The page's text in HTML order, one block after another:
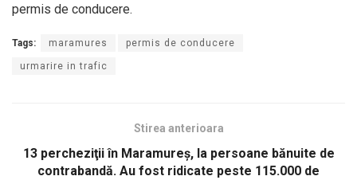
permis de conducere.
Tags: maramures permis de conducere
urmarire in trafic
Stirea anterioara
13 percheziţii în Maramureş, la persoane bănuite de
contrabandă. Au fost ridicate peste 115.000 de